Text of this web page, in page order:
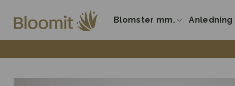
indhold
Blomster mm. Anledning